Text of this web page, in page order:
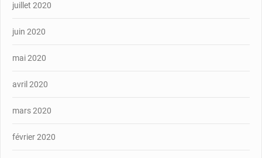
juillet 2020
juin 2020
mai 2020
avril 2020
mars 2020
février 2020